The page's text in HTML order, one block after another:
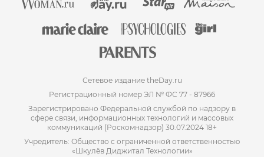
Сетевое издание theDay.ru
Регистрационный номер ЭЛ № ФС 77 - 87966
Зарегистрировано Федеральной службой по надзору в
сфере связи, информационных технологий и массовых
коммуникаций (Роскомнадзор) 30.07.2024 18+
Учредитель: Общество с ограниченной ответственностью
«Шкулёв Диджитал Технологии»